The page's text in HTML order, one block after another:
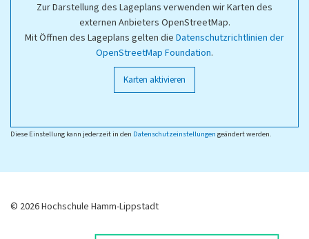
Zur Darstellung des Lageplans verwenden wir Karten des
externen Anbieters OpenStreetMap.
Mit Öffnen des Lageplans gelten die Datenschutzrichtlinien der
OpenStreetMap Foundation.
Karten aktivieren
Diese Einstellung kann jederzeit in den Datenschutzeinstellungen geändert werden.
© 2026 Hochschule Hamm-Lippstadt